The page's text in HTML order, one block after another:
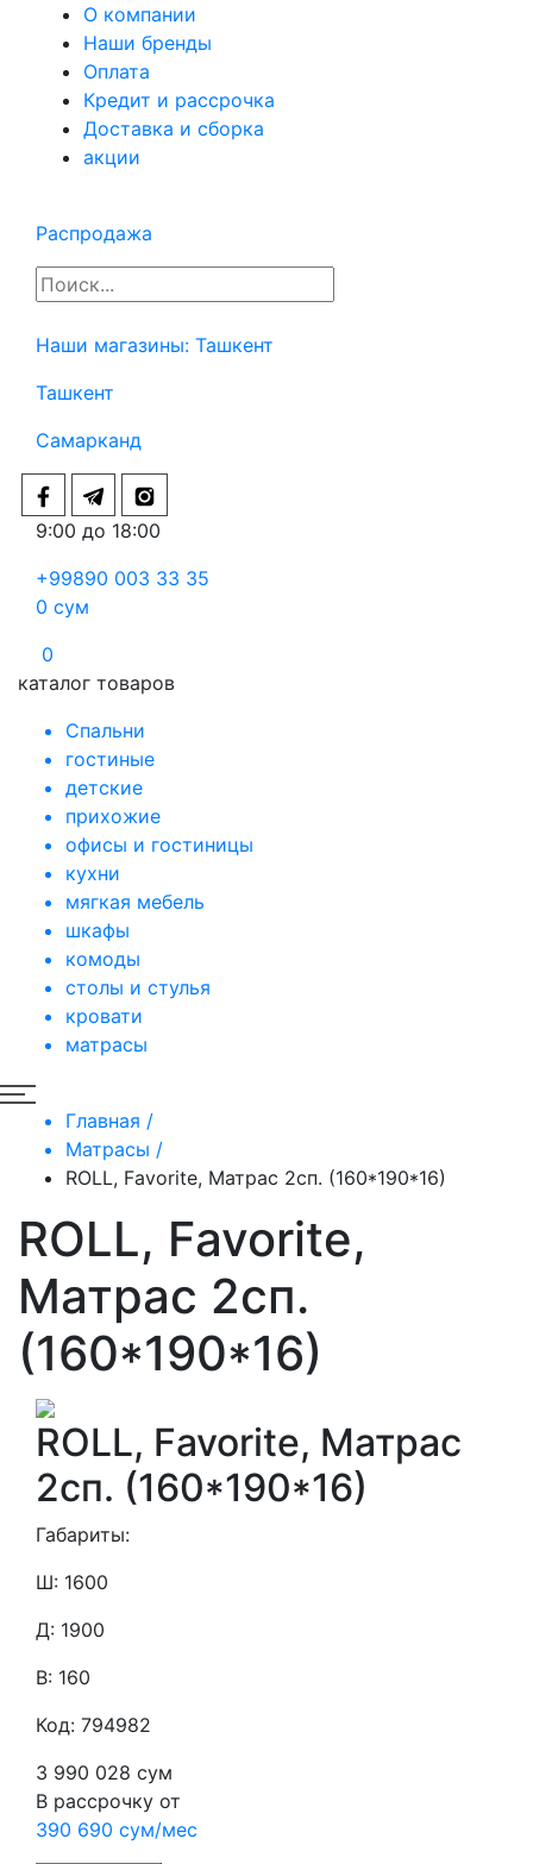
О компании
Наши бренды
Оплата
Кредит и рассрочка
Доставка и сборка
акции
Распродажа
Наши магазины: Ташкент
Ташкент
Самарканд
9:00 до 18:00
+99890 003 33 35
0 сум
0
каталог товаров
Спальни
гостиные
детские
прихожие
офисы и гостиницы
кухни
мягкая мебель
шкафы
комоды
столы и стулья
кровати
матрасы
Главная /
Матрасы /
ROLL, Favorite, Матрас 2сп. (160*190*16)
ROLL, Favorite,
Матрас 2сп.
(160*190*16)
ROLL, Favorite, Матрас
2сп. (160*190*16)
Габариты:
Ш: 1600
Д: 1900
В: 160
Код: 794982
3 990 028 сум
В рассрочку от
390 690 сум/мес